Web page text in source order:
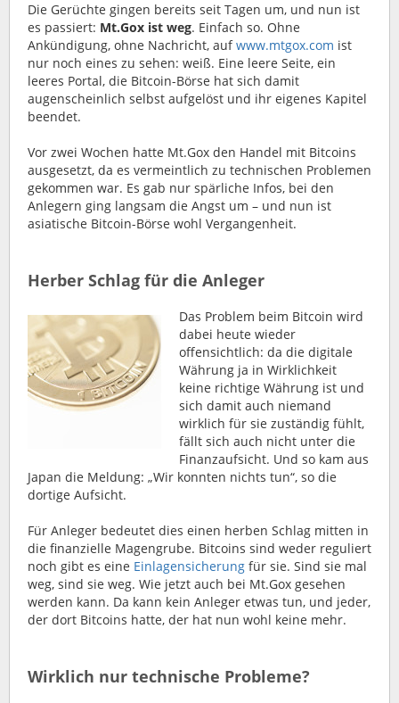
Die Gerüchte gingen bereits seit Tagen um, und nun ist
es passiert: Mt.Gox ist weg. Einfach so. Ohne
Ankündigung, ohne Nachricht, aufwww.mtgox.com ist
nur noch eines zu sehen: weiß. Eine leere Seite, ein
leeres Portal, die Bitcoin-Börse hat sich damit
augenscheinlich selbst aufgelöst und ihr eigenes Kapitel
beendet.
Vor zwei Wochen hatte Mt.Gox den Handel mit Bitcoins
ausgesetzt, da es vermeintlich zu technischen Problemen
gekommen war. Es gab nur spärliche Infos, bei den
Anlegern ging langsam die Angst um – und nun ist
asiatische Bitcoin-Börse wohl Vergangenheit.
Herber Schlag für die Anleger
Das Problem beim Bitcoin wird
dabei heute wieder
offensichtlich: da die digitale
Währung ja in Wirklichkeit
keine richtige Währung ist und
sich damit auch niemand
wirklich für sie zuständig fühlt,
fällt sich auch nicht unter die
Finanzaufsicht. Und so kam aus
Japan die Meldung: „Wir konnten nichts tun“, so die
dortige Aufsicht.
Für Anleger bedeutet dies einen herben Schlag mitten in
die finanzielle Magengrube. Bitcoins sind weder reguliert
noch gibt es eine Einlagensicherung für sie. Sind sie mal
weg, sind sie weg. Wie jetzt auch bei Mt.Gox gesehen
werden kann. Da kann kein Anleger etwas tun, und jeder,
der dort Bitcoins hatte, der hat nun wohl keine mehr.
Wirklich nur technische Probleme?